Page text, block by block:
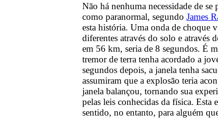
Não há nenhuma necessidade de se
como paranormal, segundo James
esta história. Uma onda de choque
diferentes através do solo e através
em 56 km, seria de 8 segundos. É
tremor de terra tenha acordado a
segundos depois, a janela tenha
assumiram que a explosão teria
janela balançou, tornando sua
pelas leis conhecidas da física. Esta
sentido, no entanto, para alguém